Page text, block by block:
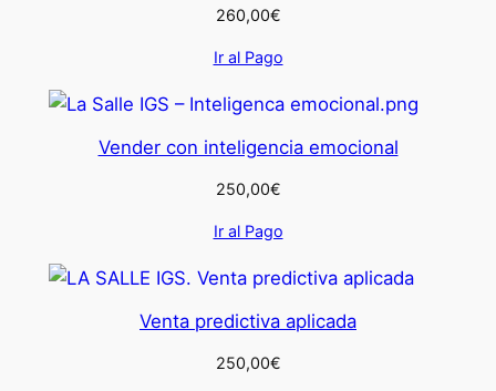
260,00€
Ir al Pago
Vender con inteligencia emocional
250,00€
Ir al Pago
Venta predictiva aplicada
250,00€